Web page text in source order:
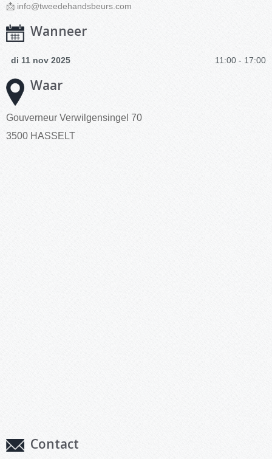
📩 info@tweedehandsbeurs.com
Wanneer
di 11 nov 2025 11:00 - 17:00
Waar
Gouverneur Verwilgensingel 70
3500 HASSELT
Contact